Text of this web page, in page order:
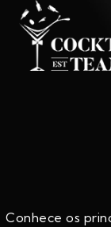
Conhece os